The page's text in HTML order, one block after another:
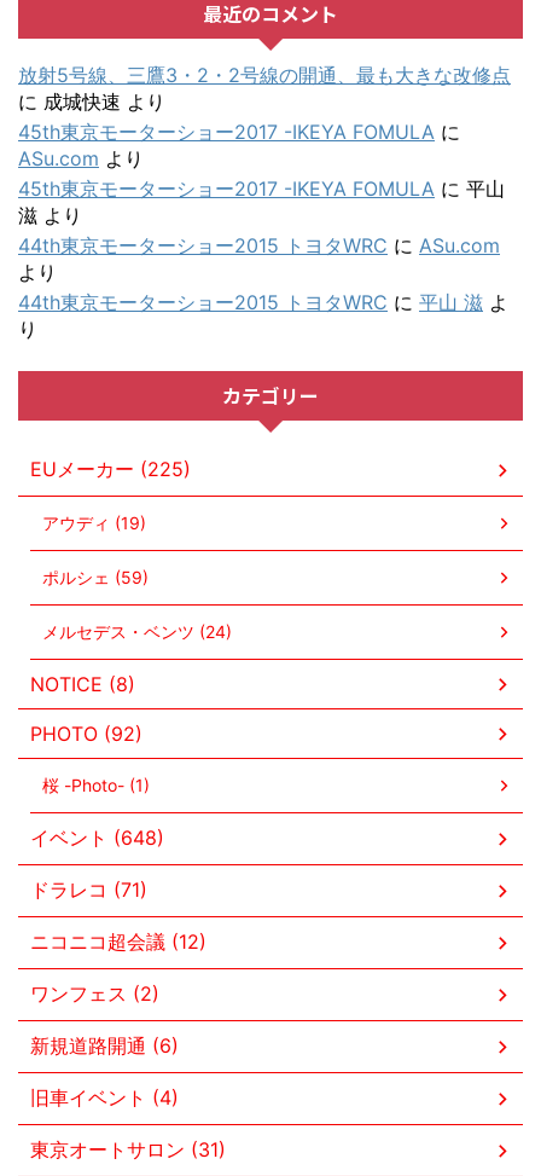
最近のコメント
放射5号線、三鷹3・2・2号線の開通、最も大きな改修点
に 成城快速 より
45th東京モーターショー2017 -IKEYA FOMULA に
ASu.com より
45th東京モーターショー2017 -IKEYA FOMULA に 平山
滋 より
44th東京モーターショー2015 トヨタWRC に ASu.com
より
44th東京モーターショー2015 トヨタWRC に 平山 滋 よ
り
カテゴリー
EUメーカー (225)
アウディ (19)
ポルシェ (59)
メルセデス・ベンツ (24)
NOTICE (8)
PHOTO (92)
桜 -Photo- (1)
イベント (648)
ドラレコ (71)
ニコニコ超会議 (12)
ワンフェス (2)
新規道路開通 (6)
旧車イベント (4)
東京オートサロン (31)